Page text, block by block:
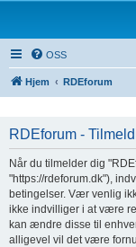
OSS
Hjem RDEforum
RDEforum -
Når du tilmelder dig
"https://rdeforum.dk"),
betingelser. Vær venlig
ikke indvilliger i at være
kan ændre disse til
alligevel vil det være